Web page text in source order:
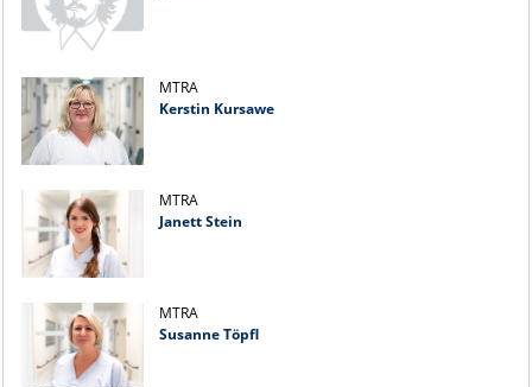
MTRA
Kerstin Kursawe
MTRA
Janett Stein
MTRA
Susanne Töpfl